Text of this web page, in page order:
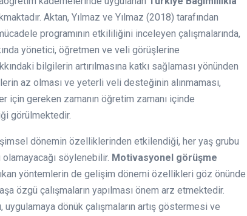
Aktan, Yılmaz ve Yılmaz (2018) tarafından
programının etkililiğini inceleyen çalışmalarında,
yönetici, öğretmen ve veli görüşlerine
bilgilerin artırılmasına katkı sağlaması yönünden
az olması ve yeterli veli desteğinin alınmaması,
gereken zamanın öğretim zamanı içinde
görülmektedir.
dönemin özelliklerinden etkilendiği, her yaş grubu
söylenebilir. Motivasyonel görüşme
yöntemlerin de gelişim dönemi özellikleri göz önünde
özgü çalışmaların yapılması önem arz etmektedir.
uygulamaya dönük çalışmaların artış göstermesi ve